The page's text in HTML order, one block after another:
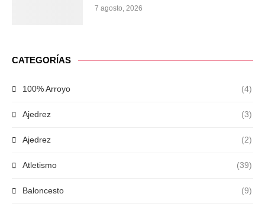
7 agosto, 2026
CATEGORÍAS
100% Arroyo (4)
Ajedrez (3)
Ajedrez (2)
Atletismo (39)
Baloncesto (9)